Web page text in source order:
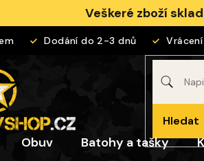
Veškeré zboží
Dodání do 2-3 dnů Vrácení či
Hledat
Obuv Batohy a tašky